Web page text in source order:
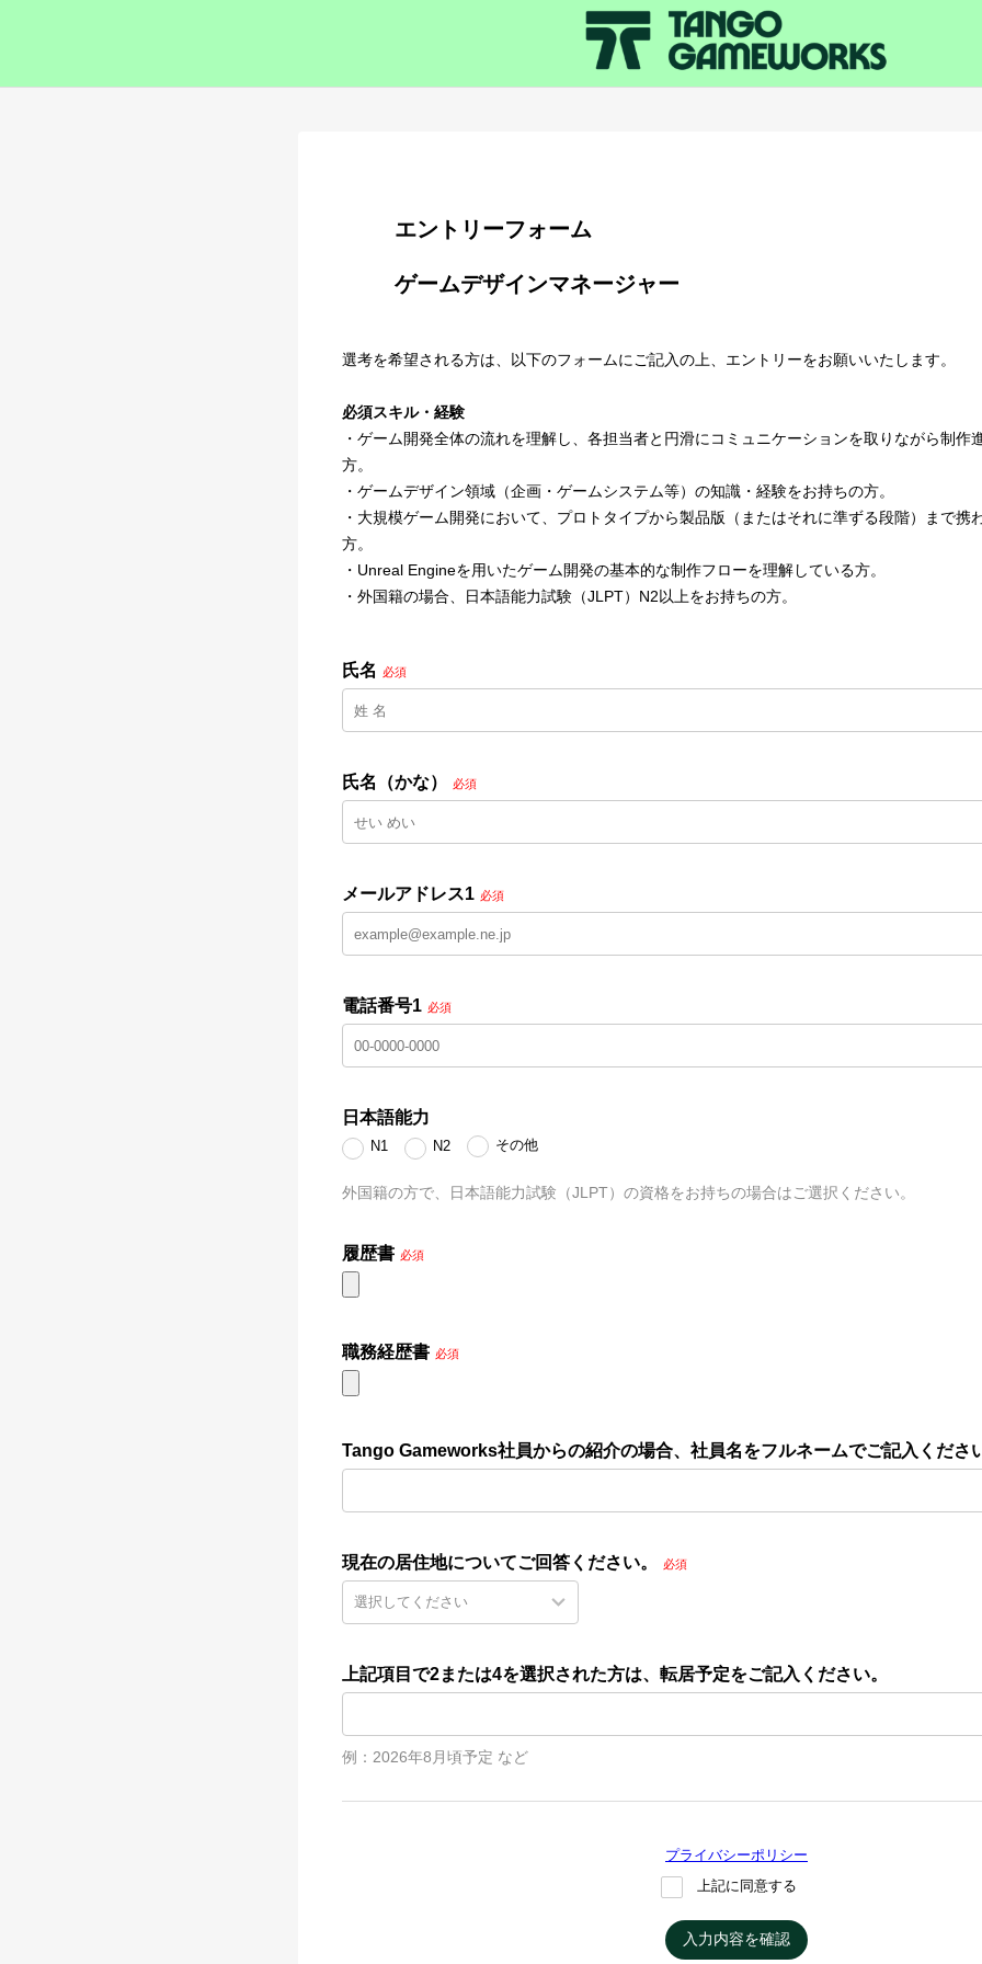
        エントリーフォーム
選考を希望される方は、以下のフォームにご記入の上、エントリーをお願いいたします。
必須スキル・経験
・ゲーム開発全体の流れを理解し、各担当者と円滑にコミュニケーションを取りながら制作
方。
・ゲームデザイン領域（企画・ゲームシステム等）の知識・経験をお持ちの方。
・大規模ゲーム開発において、プロトタイプから製品版（またはそれに準ずる段階）まで携
方。
・Unreal Engineを用いたゲーム開発の基本的な制作フローを理解している方。
・外国籍の場合、日本語能力試験（JLPT）N2以上をお持ちの方。
氏名 必須
氏名（かな） 必須
メールアドレス1 必須
電話番号1 必須
日本語能力
N1 N2 その他
外国籍の方で、日本語能力試験（JLPT）の資格をお持ちの場合はご選択ください。
履歴書 必須
職務経歴書 必須
Tango Gameworks社員からの紹介の場合、社員名をフルネームでご記入くださ
現在の居住地についてご回答ください。 必須
上記項目で2または4を選択された方は、転居予定をご記入ください。
例：2026年8月頃予定 など
プライバシーポリシー
上記に同意する
入力内容を確認